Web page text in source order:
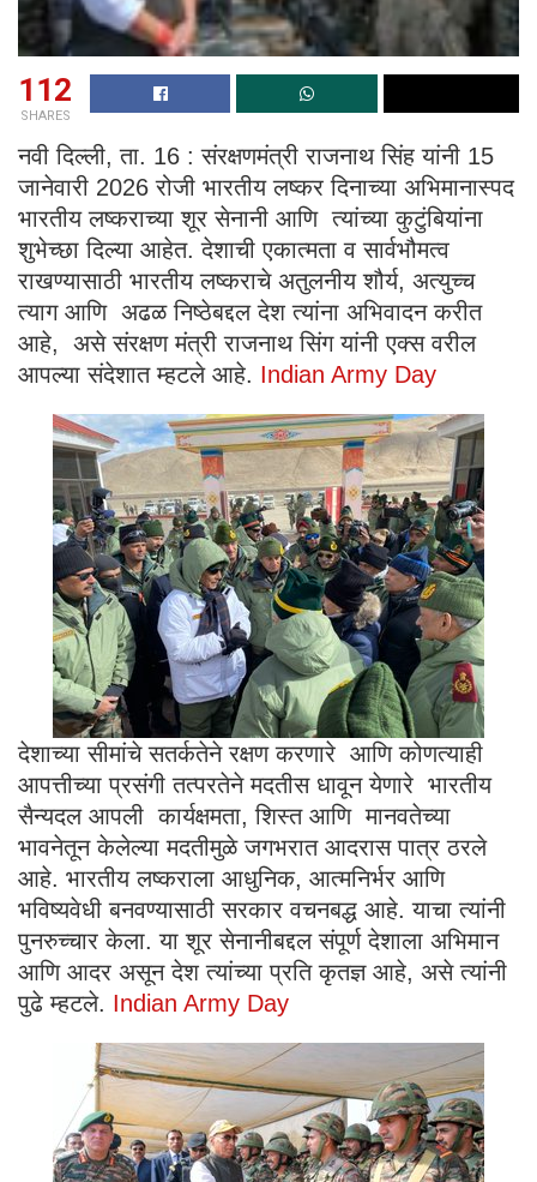
112
SHARES
नवी दिल्ली, ता. 16 : संरक्षणमंत्री राजनाथ सिंह यांनी 15
जानेवारी 2026 रोजी भारतीय लष्कर दिनाच्या अभिमानास्पद
भारतीय लष्कराच्या शूर सेनानी आणि त्यांच्या कुटुंबियांना
शुभेच्छा दिल्या आहेत. देशाची एकात्मता व सार्वभौमत्व
राखण्यासाठी भारतीय लष्कराचे अतुलनीय शौर्य, अत्युच्च
त्याग आणि अढळ निष्ठेबद्दल देश त्यांना अभिवादन करीत
आहे, असे संरक्षण मंत्री राजनाथ सिंग यांनी एक्स वरील
आपल्या संदेशात म्हटले आहे. Indian Army Day
देशाच्या सीमांचे सतर्कतेने रक्षण करणारे आणि कोणत्याही
आपत्तीच्या प्रसंगी तत्परतेने मदतीस धावून येणारे भारतीय
सैन्यदल आपली कार्यक्षमता, शिस्त आणि मानवतेच्या
भावनेतून केलेल्या मदतीमुळे जगभरात आदरास पात्र ठरले
आहे. भारतीय लष्कराला आधुनिक, आत्मनिर्भर आणि
भविष्यवेधी बनवण्यासाठी सरकार वचनबद्ध आहे. याचा त्यांनी
पुनरुच्चार केला. या शूर सेनानीबद्दल संपूर्ण देशाला अभिमान
आणि आदर असून देश त्यांच्या प्रति कृतज्ञ आहे, असे त्यांनी
पुढे म्हटले. Indian Army Day